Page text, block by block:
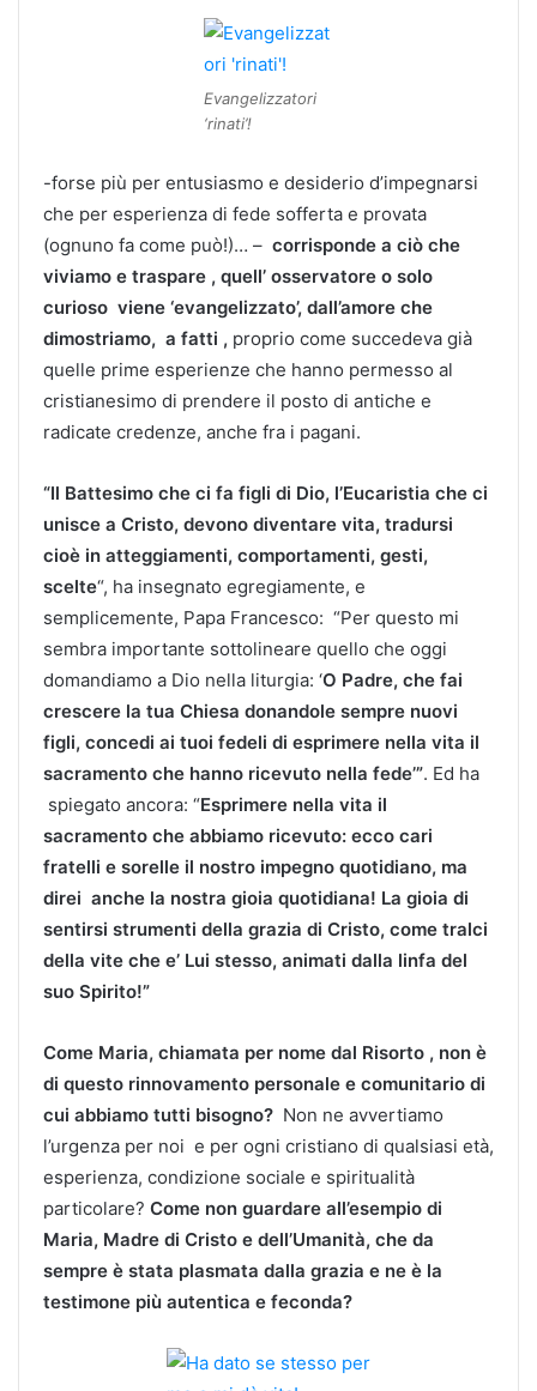
Evangelizzatori
‘rinati’!
-forse più per entusiasmo e desiderio d’impegnarsi
che per esperienza di fede sofferta e provata
(ognuno fa come può!)… – corrisponde a ciò che
viviamo e traspare , quell’ osservatore o solo
curioso viene ‘evangelizzato’, dall’amore che
dimostriamo, a fatti , proprio come succedeva già
quelle prime esperienze che hanno permesso al
cristianesimo di prendere il posto di antiche e
radicate credenze, anche fra i pagani.
“Il Battesimo che ci fa figli di Dio, l’Eucaristia che ci
unisce a Cristo, devono diventare vita, tradursi
cioè in atteggiamenti, comportamenti, gesti,
scelte“, ha insegnato egregiamente, e
semplicemente, Papa Francesco: “Per questo mi
sembra importante sottolineare quello che oggi
domandiamo a Dio nella liturgia: ‘O Padre, che fai
crescere la tua Chiesa donandole sempre nuovi
figli, concedi ai tuoi fedeli di esprimere nella vita il
sacramento che hanno ricevuto nella fede’”. Ed ha
spiegato ancora: “Esprimere nella vita il
sacramento che abbiamo ricevuto: ecco cari
fratelli e sorelle il nostro impegno quotidiano, ma
direi anche la nostra gioia quotidiana! La gioia di
sentirsi strumenti della grazia di Cristo, come tralci
della vite che e’ Lui stesso, animati dalla linfa del
suo Spirito!”
Come Maria, chiamata per nome dal Risorto , non è
di questo rinnovamento personale e comunitario di
cui abbiamo tutti bisogno? Non ne avvertiamo
l’urgenza per noi e per ogni cristiano di qualsiasi età,
esperienza, condizione sociale e spiritualità
particolare? Come non guardare all’esempio di
Maria, Madre di Cristo e dell’Umanità, che da
sempre è stata plasmata dalla grazia e ne è la
testimone più autentica e feconda?